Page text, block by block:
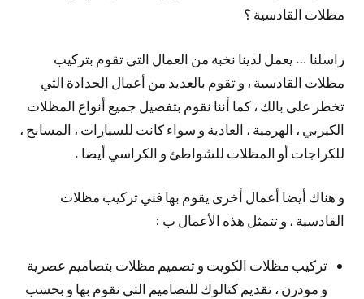
مظلات القادسية ؟
راسلنا … يعمل لدينا نخبة من العمال التي تقوم بتركيب
مظلات القادسية ، و تقوم بالعديد من أعمال الحدادة التي
تخطر على بالك ، كما أننا نقوم بتفصيل جميع أنواع المظلات
الكيربي ، الهرمية ، العادية و سواء كانت للسيارات ، المسابح ،
للكراجات أو المظلات للشواطئ و الكراسي أيضا .
و هناك أيضا أعمال أخرى يقوم بها فني تركيب مظلات
القادسية ، و تتمثل هذه الأعمال ب :
تركيب مظلات الكويت و تصميم مظلات بتصاميم عصرية
و مودرن ، تقديم كتالوك للتصاميم التي نقوم بها و بحسب